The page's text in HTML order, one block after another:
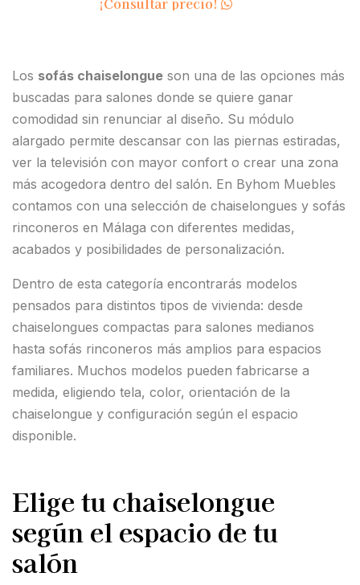
Los sofás chaiselongue son una de las opciones más
buscadas para salones donde se quiere ganar
comodidad sin renunciar al diseño. Su módulo
alargado permite descansar con las piernas estiradas,
ver la televisión con mayor confort o crear una zona
más acogedora dentro del salón. En Byhom Muebles
contamos con una selección de chaiselongues y sofás
rinconeros en Málaga con diferentes medidas,
acabados y posibilidades de personalización.
Dentro de esta categoría encontrarás modelos
pensados para distintos tipos de vivienda: desde
chaiselongues compactas para salones medianos
hasta sofás rinconeros más amplios para espacios
familiares. Muchos modelos pueden fabricarse a
medida, eligiendo tela, color, orientación de la
chaiselongue y configuración según el espacio
disponible.
Elige tu chaiselongue
según el espacio de tu
salón